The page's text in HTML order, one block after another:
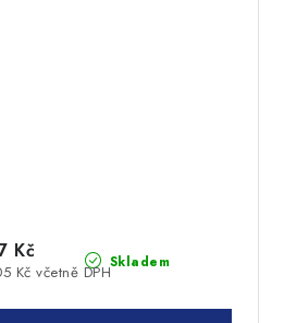
Skladem
Kč včetně DPH
Kč